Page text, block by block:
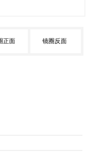
正面 镜圈反面